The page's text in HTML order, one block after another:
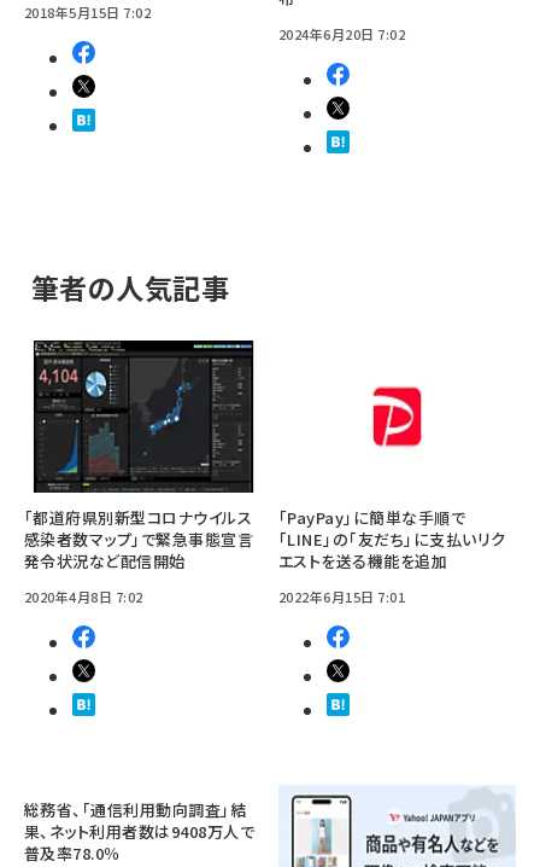
2018年5月15日 7:02
2024年6月20日 7:02
筆者の人気記事
「都道府県別新型コロナウイルス
感染者数マップ」で緊急事態宣言
発令状況など配信開始
2020年4月8日 7:02
「PayPay」に簡単な手順で
「LINE」の「友だち」に支払いリク
エストを送る機能を追加
2022年6月15日 7:01
総務省、「通信利用動向調査」結
果、ネット利用者数は9408万人で
普及率78.0％